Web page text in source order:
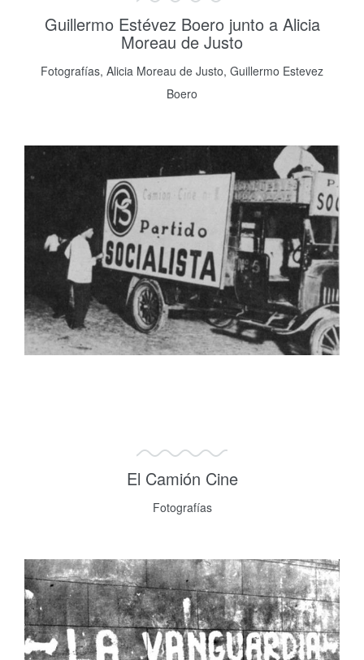
Guillermo Estévez Boero junto a Alicia
Moreau de Justo
Fotografías, Alicia Moreau de Justo, Guillermo Estevez
Boero
El Camión Cine
Fotografías